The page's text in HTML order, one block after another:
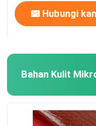
Kain kulit silikon
Hubungi
Bahan Kulit